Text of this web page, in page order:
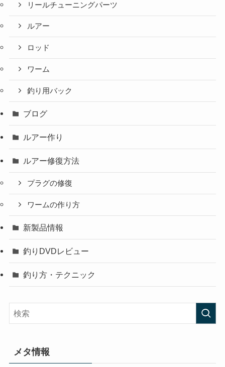
リールチューニングパーツ
ルアー
ロッド
ワーム
釣り用バック
ブログ
ルアー作り
ルアー修復方法
プラグの修復
ワームの作り方
新製品情報
釣りDVDレビュー
釣り方・テクニック
メタ情報